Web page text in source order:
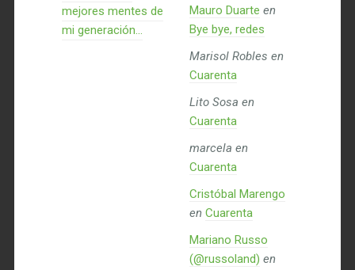
mejores mentes de
mi generación…
Mauro Duarte en
Bye bye, redes
Marisol Robles en
Cuarenta
Lito Sosa en
Cuarenta
marcela en
Cuarenta
Cristóbal Marengo
en Cuarenta
Mariano Russo
(@russoland) en